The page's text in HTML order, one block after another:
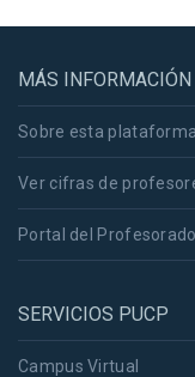
MÁS
Sobre esta plataforma
Ver cifras de
Portal del Profesorado
SERVICIOS PUCP
Campus Virtual